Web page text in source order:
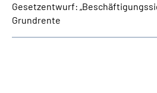
Gesetzentwurf:
Grundrente